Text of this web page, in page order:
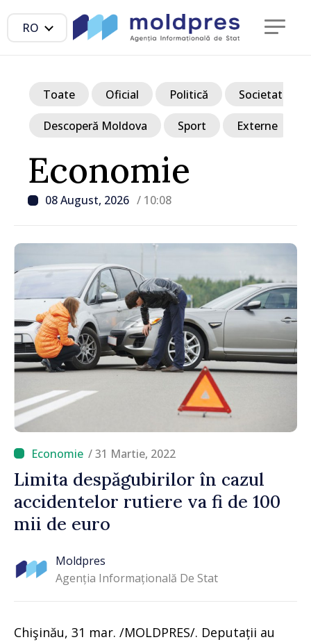
RO
Economie
08 August, 2026 / 10:08
Toate Oficial Politică Societate
Descoperă Moldova Sport Externe
/ 31 Martie, 2022
Limita despăgubirilor în cazul
accidentelor rutiere va fi de 100
mii de euro
Moldpres
Agenția Informațională De Stat
Chişinău, 31 mar. /MOLDPRES/. Deputații au